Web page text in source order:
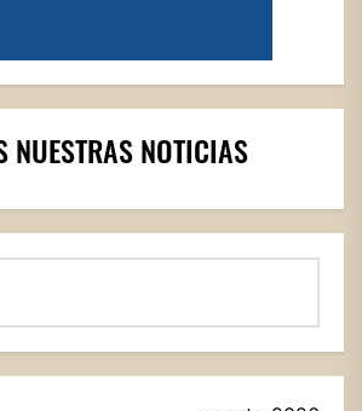
NUESTRAS NOTICIAS